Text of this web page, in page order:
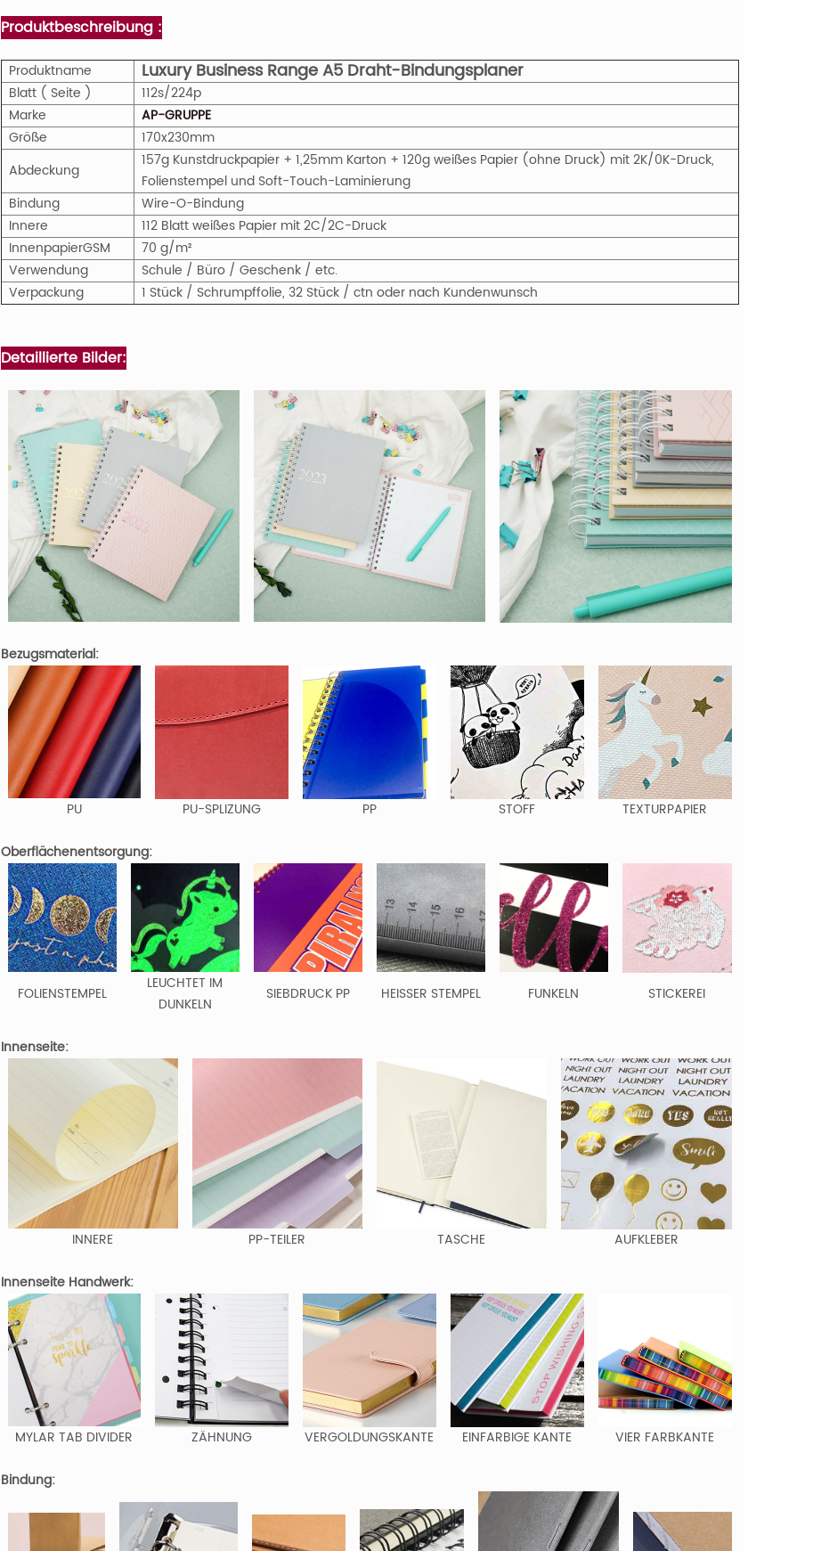
Produktbeschreibung :
Produktname Luxury Business Range A5 Draht-Bindungsplaner
Blatt ( Seite )
112s/224p
Marke
AP-GRUPPE
Größe
170x230mm
Abdeckung
157g Kunstdruckpapier + 1,25mm Karton + 120g weißes Papier (ohne Druck) mit 2K/0K-Druck,
Folienstempel und Soft-Touch-Laminierung
Bindung
Wire-O-Bindung
Innere
112 Blatt weißes Papier mit 2C/2C-Druck
InnenpapierGSM
70 g/m²
Verwendung
Schule / Büro / Geschenk / etc.
Verpackung
1 Stück / Schrumpffolie, 32 Stück / ctn oder nach Kundenwunsch
Detaillierte Bilder:
Bezugsmaterial:
PU PU-SPLIZUNG PP STOFF TEXTURPAPIER
Oberflächenentsorgung:
FOLIENSTEMPEL
LEUCHTET IM
DUNKELN
SIEBDRUCK PP HEISSER STEMPEL FUNKELN STICKEREI
Innenseite:
INNERE PP-TEILER TASCHE AUFKLEBER
Innenseite Handwerk:
MYLAR TAB DIVIDER ZÄHNUNG VERGOLDUNGSKANTE EINFARBIGE KANTE VIER FARBKANTE
Bindung: